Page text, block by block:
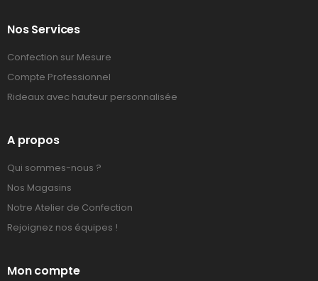
Nos Services
Confection sur Mesure
Compte Professionnel
Rideaux avec hauteur personnalisée
A propos
Qui sommes-nous ?
Nos Magasins
Notre Atelier de Confection
Rejoignez nos équipes !
Mon compte